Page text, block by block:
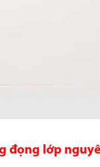
đọng lớp